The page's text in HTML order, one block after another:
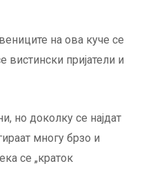
на ова куче се
вистински пријатели и
но доколку се најдат
многу брзо и
се „краток